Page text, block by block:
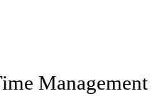
Management